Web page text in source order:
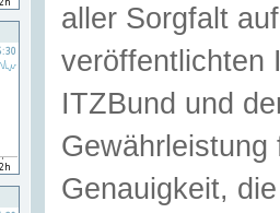
aller Sorgfalt
veröffentlichten
ITZBund und
Genauigkeit,